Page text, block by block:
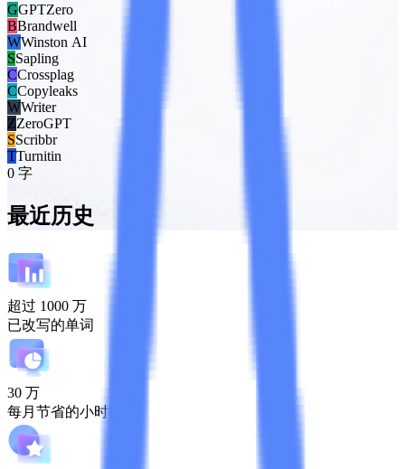
GGPTZero
BBrandwell
WWinston AI
SSapling
CCrossplag
CCopyleaks
WWriter
ZZeroGPT
SScribbr
TTurnitin
0 字
最近历史
超过 1000 万
已改写的单词
30 万
每月节省的小时数